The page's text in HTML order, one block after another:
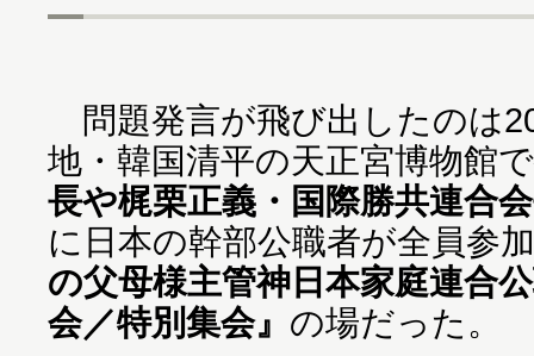
問題発言が飛び出したのは
地・韓国清平の天正宮博物館で
長や梶栗正義・国際勝共連合
に日本の幹部公職者が全員参
の父母様主管神日本家庭連合
会／特別集会』 の場だった。